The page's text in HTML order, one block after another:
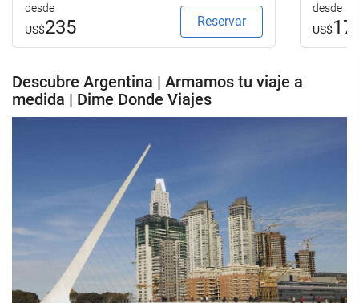
desde
US$235 Reservar
desde
US$
Descubre Argentina | Armamos tu viaje a
medida | Dime Donde Viajes